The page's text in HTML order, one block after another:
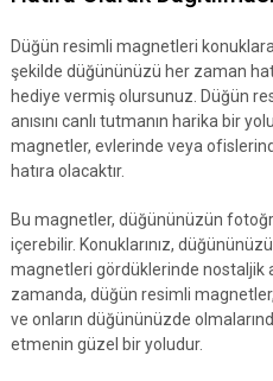
Düğün resimli magnetleri
şekilde düğününüzü her zaman
hediye vermiş olursunuz. Düğün
anısını canlı tutmanın harika bir
magnetler, evlerinde veya
hatıra olacaktır.
Bu magnetler, düğününüzün
içerebilir. Konuklarınız,
magnetleri gördüklerinde nostaljik
zamanda, düğün resimli magnetler,
ve onların düğününüzde
etmenin güzel bir yoludur.